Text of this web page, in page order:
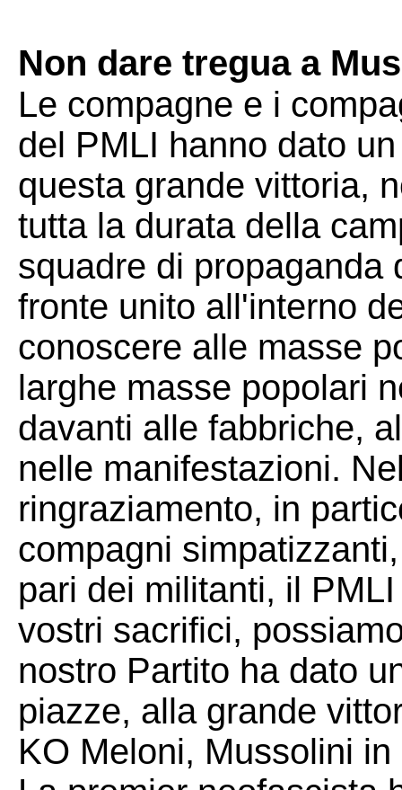
Non dare tregua a
Le compagne e i
del PMLI hanno dato
questa grande vittoria,
tutta la durata della
squadre di propaganda
fronte unito all'interno
conoscere alle masse
larghe masse popolari
davanti alle fabbriche,
nelle manifestazioni.
ringraziamento, in
compagni
pari dei militanti, il
vostri sacrifici,
nostro Partito ha dato
piazze, alla grande
KO Meloni, Mussolini in